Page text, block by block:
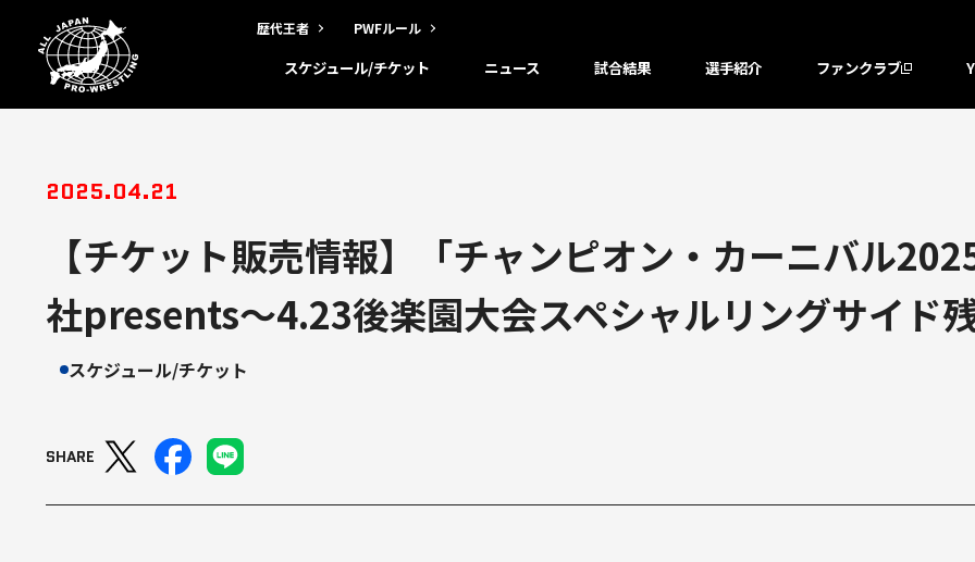
歴代王者 PWFルール
スケジュール/チケット ニュース 試合結果 選手紹介 ファンクラブ
2025.04.21
【チケット販売情報】「チャンピオン・カーニバル
社presents～4.23後楽園大会スペシャルリングサイド
スケジュール/チケット
SHARE